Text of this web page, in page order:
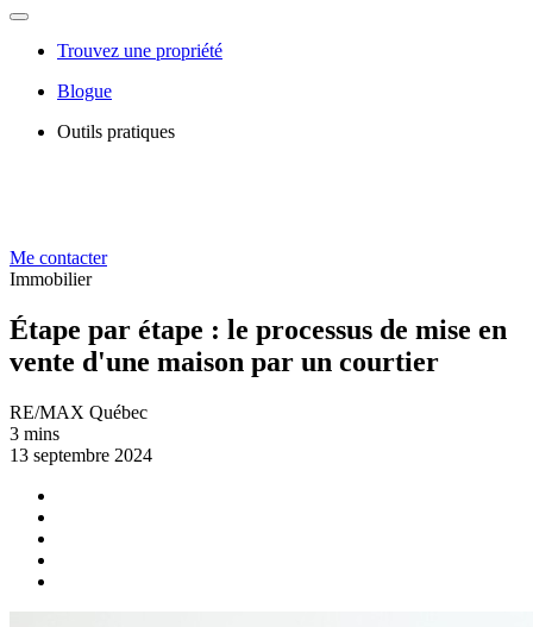
Trouvez une propriété
Blogue
Outils pratiques
Me contacter
Immobilier
Étape par étape : le processus de mise en
vente d'une maison par un courtier
RE/MAX Québec
3 mins
13 septembre 2024